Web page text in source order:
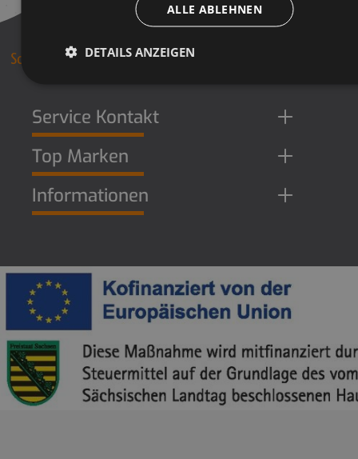
Service Kontakt
Top Marken
Informationen
ALLE ABLEHNEN
DETAILS ANZEIGEN